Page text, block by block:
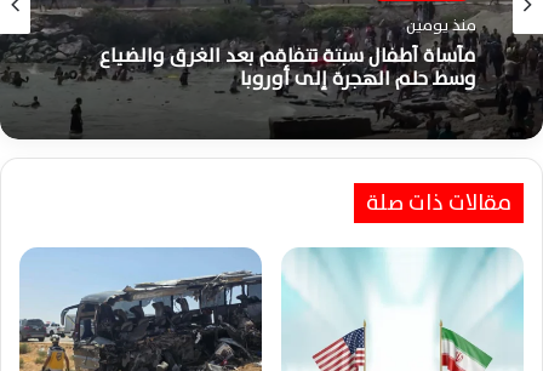
منذ يومين
مأساة أطفال سبتة تتفاقم بعد الغرق والضياع
وسط حلم الهجرة إلى أوروبا
مقالات ذات صلة